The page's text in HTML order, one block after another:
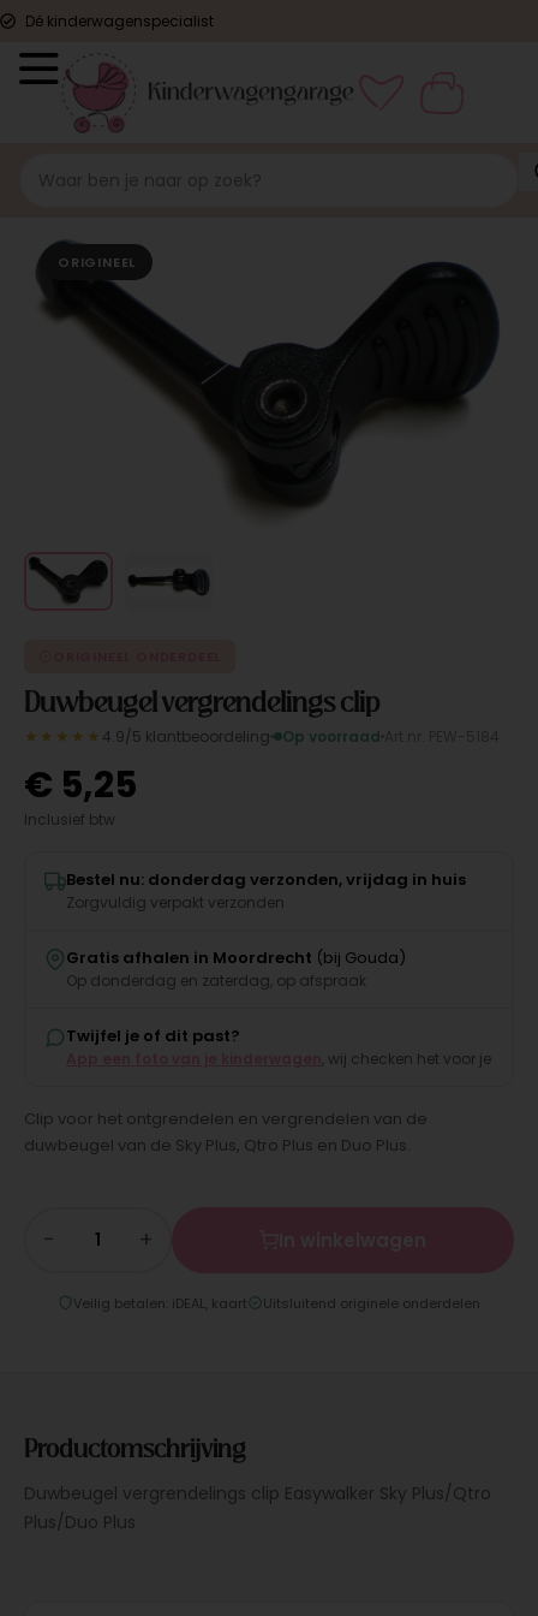
Dé kinderwagenspecialist
ORIGINEEL
Duwbeugel vergrendelings clip
★★★★★ 4.9/5 klantbeoordeling Op voorraad
€ 5,25
Inclusief btw
Bestel nu: donderdag verzonden, vrijdag in huis
Zorgvuldig verpakt verzonden
Gratis afhalen in Moordrecht (bij Gouda)
Op donderdag en zaterdag, op afspraak
Twijfel je of dit past?
, wij checken het voor je
Clip voor het ontgrendelen en vergrendelen van de
duwbeugel van de Sky Plus, Qtro Plus en Duo Plus.
− +
Veilig betalen: iDEAL, kaart Uitsluitend originele onderdelen
Productomschrijving
Duwbeugel vergrendelings clip Easywalker Sky Plus/Qtro
Plus/Duo Plus